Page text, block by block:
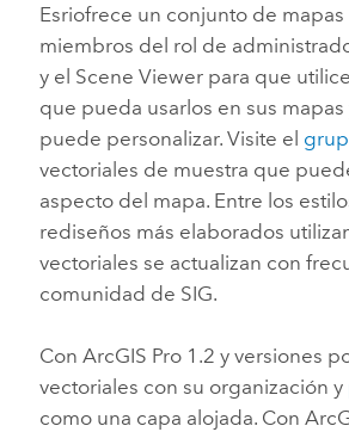
Esriofrece un conjunto de
miembros del rol de
y el Scene Viewer para que
que pueda usarlos en sus
puede personalizar. Visite el
vectoriales de muestra que
aspecto del mapa. Entre los
rediseños más elaborados
vectoriales se actualizan con
comunidad de SIG.
ConArcGIS Pro 1.2 y versiones
vectoriales con su organización y
como una capa alojada. Con